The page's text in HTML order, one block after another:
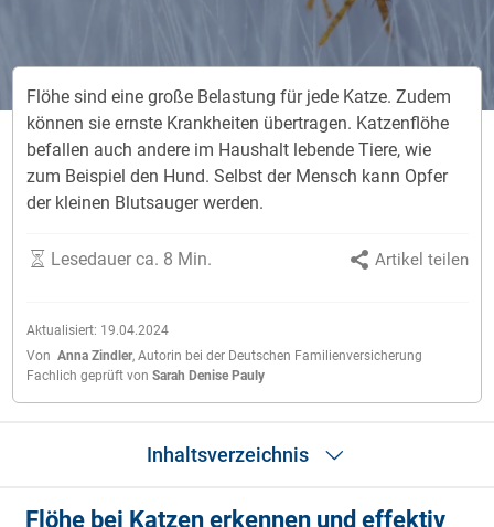
Flöhe sind eine große Belastung für jede Katze. Zudem
können sie ernste Krankheiten übertragen. Katzenflöhe
befallen auch andere im Haushalt lebende Tiere, wie
zum Beispiel den Hund. Selbst der Mensch kann Opfer
der kleinen Blutsauger werden.
Aktualisiert: 19.04.2024
Von Anna Zindler, Autorin bei der Deutschen Familienversicherung
Fachlich geprüft von Sarah Denise Pauly
Lesedauer ca. 8 Min. Artikel teilen
Inhaltsverzeichnis
Flöhe bei Katzen erkennen und effektiv